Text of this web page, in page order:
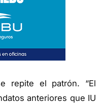
repite el patrón. “El
anteriores que IU